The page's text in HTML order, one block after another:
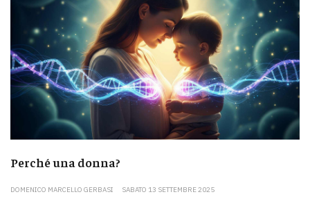
Perché una donna?
DOMENICO MARCELLO GERBASI SABATO 13 SETTEMBRE 2025